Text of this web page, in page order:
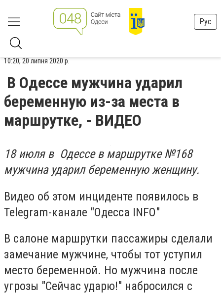
Рус
10:20, 20 липня 2020 р.
В Одессе мужчина ударил
беременную из-за места в
маршрутке, - ВИДЕО
18 июля в Одессе в маршрутке №168
мужчина ударил беременную женщину.
Видео об этом инциденте появилось в
Telegram-канале "Одесса INFO"
В салоне маршрутки пассажиры сделали
замечание мужчине, чтобы тот уступил
место беременной. Но мужчина после
угрозы "Сейчас ударю!" набросился с